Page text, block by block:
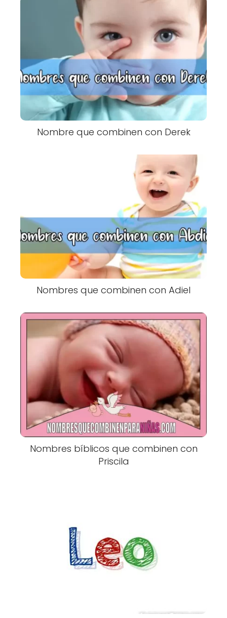
Nombre que combinen con Derek
Nombres que combinen con Adiel
Nombres bíblicos que combinen con
Priscila